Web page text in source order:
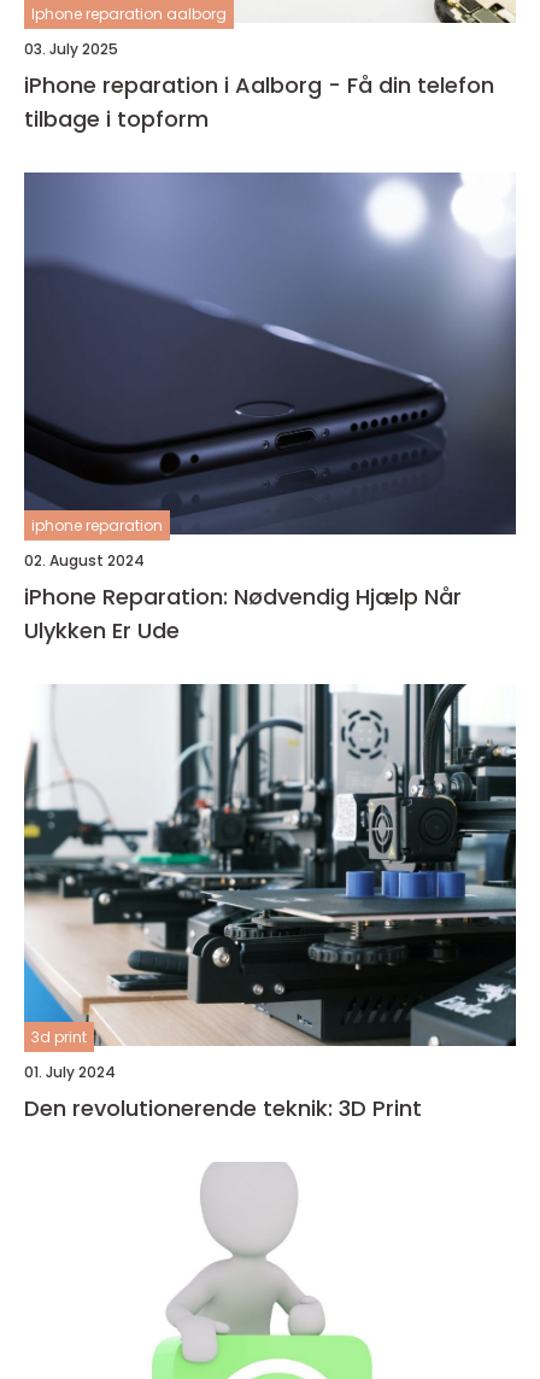
Iphone reparation aalborg
03. July 2025
iPhone reparation i Aalborg - Få din telefon
tilbage i topform
iphone reparation
02. August 2024
iPhone Reparation: Nødvendig Hjælp Når
Ulykken Er Ude
3d print
01. July 2024
Den revolutionerende teknik: 3D Print